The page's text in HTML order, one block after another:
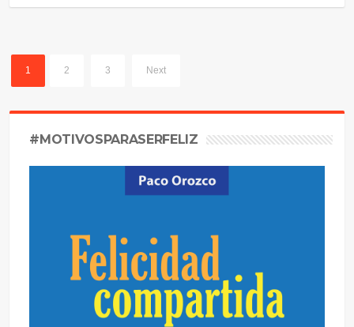
1 2 3 Next
#MOTIVOSPARASERFELIZ